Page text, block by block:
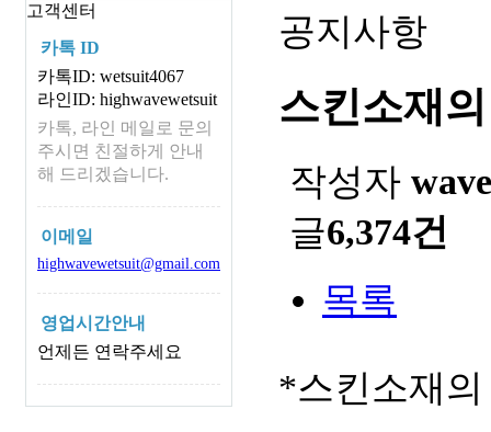
고객센터
카톡 ID
카톡ID: wetsuit4067
라인ID: highwavewetsuit
카톡, 라인 메일로 문의
주시면 친절하게 안내
해 드리겠습니다.
이메일
highwavewetsuit@gmail.com
영업시간안내
언제든 연락주세요
공지사항
스킨소재
작성자 wave
글6,374건
목록
*스킨소재